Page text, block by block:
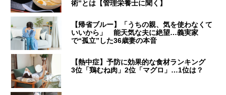
術”とは【管理栄養士に聞く】
【帰省ブルー】「うちの親、気を使わなくて
いいから」 能天気な夫に絶望…義実家
で“孤立”した36歳妻の本音
【熱中症】予防に効果的な食材ランキング
3位「鶏むね肉」2位「マグロ」…1位は？